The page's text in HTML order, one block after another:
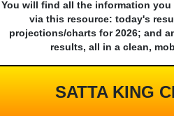
You will find all the information
via this resource: today's
projections/charts for 2026; and
results, all in a clean,
SATTA KING